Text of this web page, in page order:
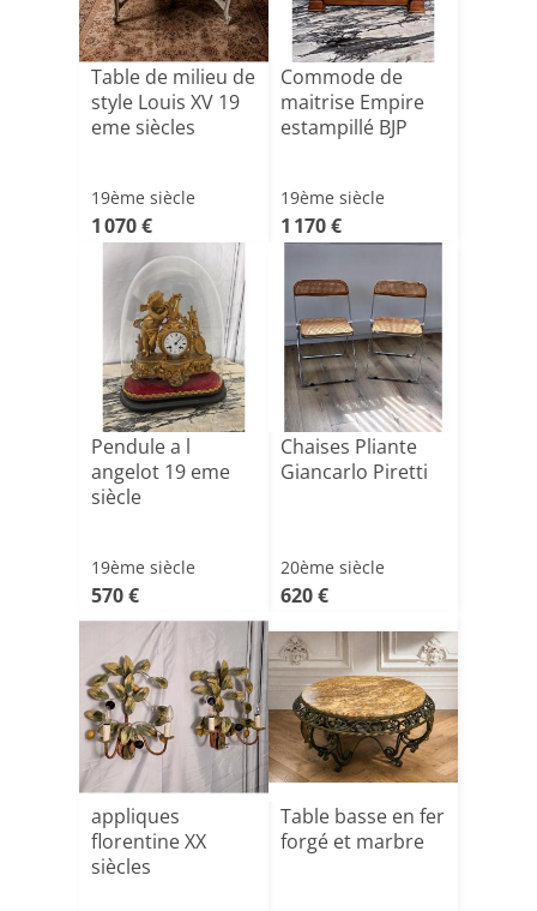
Table de milieu de
style Louis XV 19
eme siècles
19ème siècle
1 070 €
Commode de
maitrise Empire
estampillé BJP
19ème siècle
1 170 €
Pendule a l
angelot 19 eme
siècle
19ème siècle
570 €
Chaises Pliante
Giancarlo Piretti
20ème siècle
620 €
appliques
florentine XX
siècles
Table basse en fer
forgé et marbre